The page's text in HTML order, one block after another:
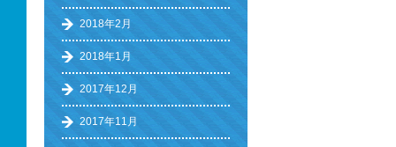
2018年2月
2018年1月
2017年12月
2017年11月